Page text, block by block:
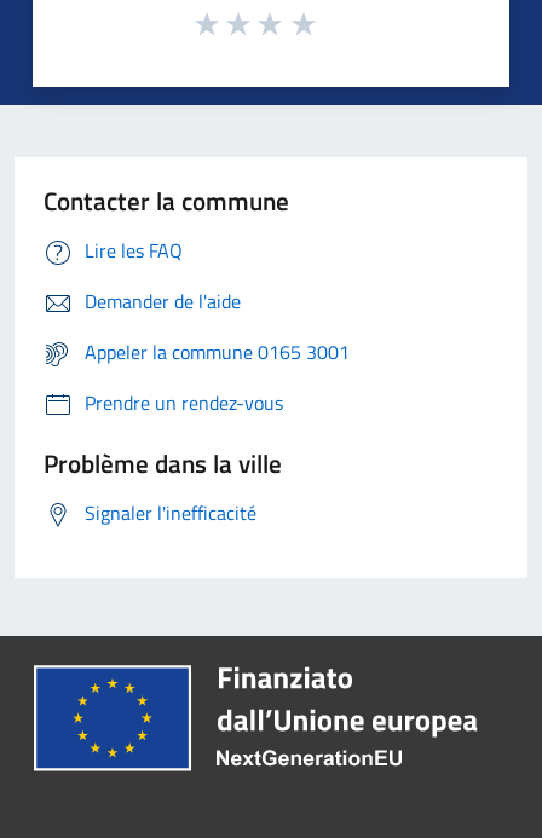
Contacter la commune
Lire les FAQ
Demander de l'aide
Appeler la commune 0165 3001
Prendre un rendez-vous
Problème dans la ville
Signaler l'inefficacité